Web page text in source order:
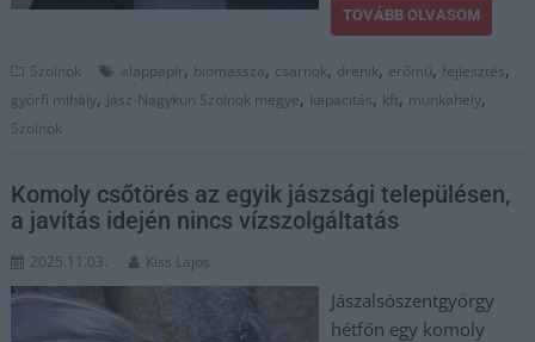
TOVÁBB OLVASOM
Szolnok alappapír, biomassza, csarnok, drenik, erőmű, fejlesztés,
györfi mihály, Jász-Nagykun Szolnok megye, kapacitás, kft, munkahely,
Szolnok
Komoly csőtörés az egyik jászsági településen,
a javítás idején nincs vízszolgáltatás
2025.11.03. Kiss Lajos
Jászalsószentgyörgy
hétfőn egy komoly